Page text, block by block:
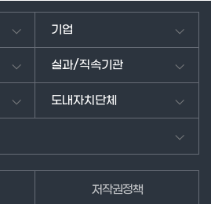
기업
실과/직속기관
도내자치단체
저작권정책